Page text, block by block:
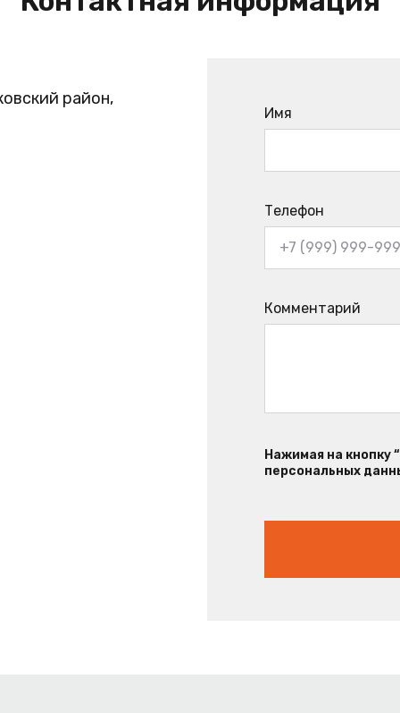
район,
Имя
Телефон
Комментарий
Нажимая на кнопку
персональных